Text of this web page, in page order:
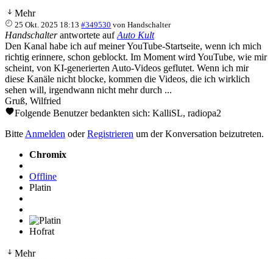
Mehr
25 Okt. 2025 18:13 #349530 vonHandschalter
Handschalterantwortete aufAuto Kult
Den Kanal habe ich auf meiner YouTube-Startseite, wenn ich mich
richtig erinnere, schon geblockt. Im Moment wird YouTube, wie mir
scheint, von KI-generierten Auto-Videos geflutet. Wenn ich mir
diese Kanäle nicht blocke, kommen die Videos, die ich wirklich
sehen will, irgendwann nicht mehr durch ...
Gruß, Wilfried
Folgende Benutzer bedankten sich: KalliSL, radiopa2
Bitte Anmelden oderRegistrieren um der Konversation beizutreten.
Chromix
Offline
Platin
Hofrat
Mehr